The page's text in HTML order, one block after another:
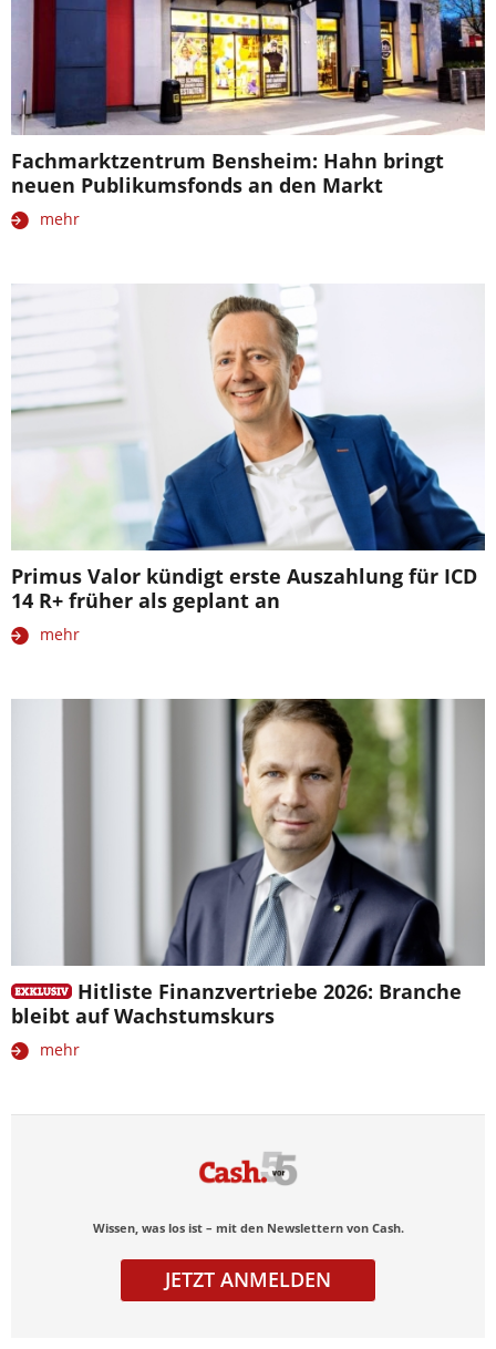
Fachmarktzentrum Bensheim: Hahn bringt
neuen Publikumsfonds an den Markt
mehr
Primus Valor kündigt erste Auszahlung für ICD
14 R+ früher als geplant an
mehr
Hitliste Finanzvertriebe 2026: Branche
bleibt auf Wachstumskurs
mehr
Wissen, was los ist – mit den Newslettern von Cash.
JETZT ANMELDEN